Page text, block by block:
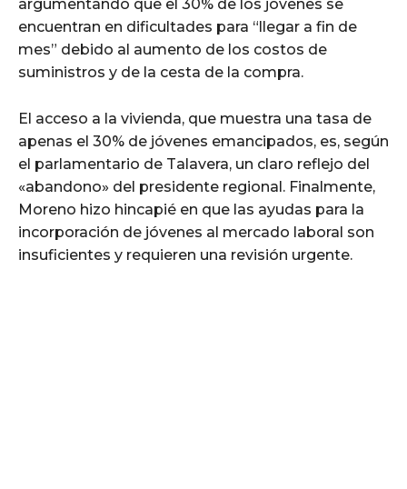
argumentando que el 30% de los jóvenes se
encuentran en dificultades para “llegar a fin de
mes” debido al aumento de los costos de
suministros y de la cesta de la compra.
El acceso a la vivienda, que muestra una tasa de
apenas el 30% de jóvenes emancipados, es, según
el parlamentario de Talavera, un claro reflejo del
«abandono» del presidente regional. Finalmente,
Moreno hizo hincapié en que las ayudas para la
incorporación de jóvenes al mercado laboral son
insuficientes y requieren una revisión urgente.